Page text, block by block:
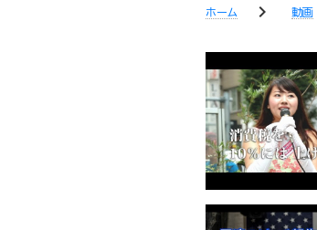
ホーム chevron_right 動画